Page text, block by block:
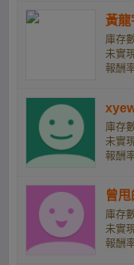
黃龍
庫存
未實
報酬
庫存
未實
報酬
曾
庫存
未實
報酬